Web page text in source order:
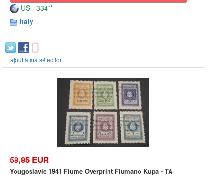
US - 334**
Italy
+ ajout à ma sélection
58,85 EUR
Yougoslavie 1941 Fiume Overprint Fiumano Kupa - TA